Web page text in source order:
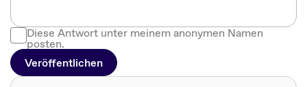
Diese Antwort unter meinem anonymen Namen
posten.
Veröffentlichen